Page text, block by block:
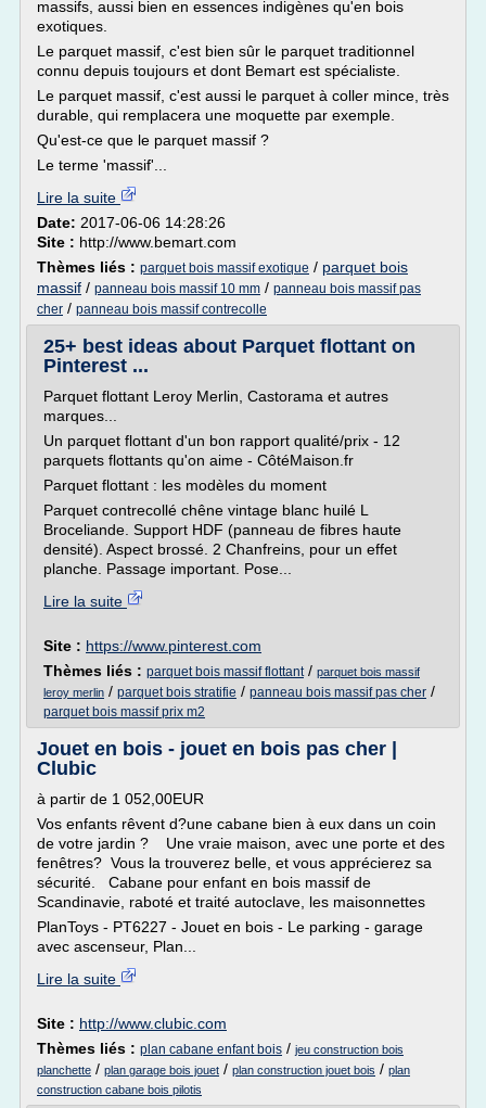
massifs, aussi bien en essences indigènes qu'en bois
exotiques.
Le parquet massif, c'est bien sûr le parquet traditionnel
connu depuis toujours et dont Bemart est spécialiste.
Le parquet massif, c'est aussi le parquet à coller mince, très
durable, qui remplacera une moquette par exemple.
Qu'est-ce que le parquet massif ?
Le terme 'massif'...
Lire la suite
Date: 2017-06-06 14:28:26
Site : http://www.bemart.com
Thèmes liés : parquet bois massif exotique / parquet bois
massif / panneau bois massif 10 mm / panneau bois massif pas
cher / panneau bois massif contrecolle
25+ best ideas about Parquet flottant on
Pinterest ...
Parquet flottant Leroy Merlin, Castorama et autres
marques...
Un parquet flottant d'un bon rapport qualité/prix - 12
parquets flottants qu'on aime - CôtéMaison.fr
Parquet flottant : les modèles du moment
Parquet contrecollé chêne vintage blanc huilé L
Broceliande. Support HDF (panneau de fibres haute
densité). Aspect brossé. 2 Chanfreins, pour un effet
planche. Passage important. Pose...
Lire la suite
Site : https://www.pinterest.com
Thèmes liés : parquet bois massif flottant/ parquet bois massif
leroy merlin / parquet bois stratifie / panneau bois massif pas cher /
parquet bois massif prix m2
Jouet en bois - jouet en bois pas cher |
Clubic
à partir de 1 052,00EUR
Vos enfants rêvent d?une cabane bien à eux dans un coin
de votre jardin ? Une vraie maison, avec une porte et des
fenêtres? Vous la trouverez belle, et vous apprécierez sa
sécurité. Cabane pour enfant en bois massif de
Scandinavie, raboté et traité autoclave, les maisonnettes
PlanToys - PT6227 - Jouet en bois - Le parking - garage
avec ascenseur, Plan...
Lire la suite
Site : http://www.clubic.com
Thèmes liés : plan cabane enfant bois / jeu construction bois
planchette / plan garage bois jouet / plan construction jouet bois / plan
construction cabane bois pilotis